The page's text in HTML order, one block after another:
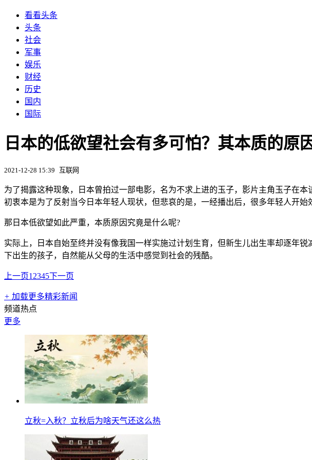
看看头条
头条
社会
军事
娱乐
财经
历史
国内
国际
日本的低欲望社会有多可怕？其本质的原
2021-12-28 15:39 互联网
为了揭露这种现象，日本曾拍过一部电影，名为不求上进的玉子，影片主角玉子在
初衷本是为了反射当今日本年轻人现状，但悲哀的是，一经播出后，很多年轻人开始
那日本低欲望如此严重，本质原因究竟是什么呢?
实际上，日本自始至终并没有像我国一样实施过计划生育，但新生儿出生率却逐年
下出生的孩子，自然能从父母的生活中感觉到社会的残酷。
上一页1 2345下一页
+ 加载更多精彩新闻
频道热点
更多
立秋=入秋？立秋后为啥天气还这么热